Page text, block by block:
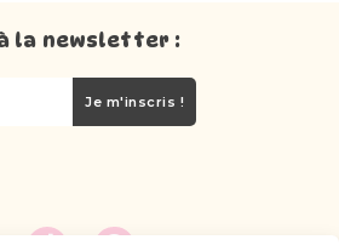
la newsletter :
Je m'inscris !